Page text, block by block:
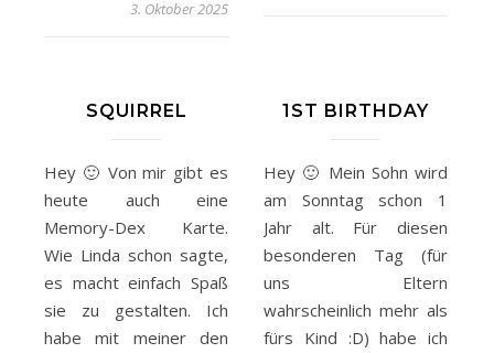
3. Oktober 2025
SQUIRREL
Hey 🙂 Von mir gibt es
heute auch eine
Memory-Dex Karte.
Wie Linda schon sagte,
es macht einfach Spaß
sie zu gestalten. Ich
habe mit meiner den
1ST BIRTHDAY
Hey 🙂 Mein Sohn wird
am Sonntag schon 1
Jahr alt. Für diesen
besonderen Tag (für
uns Eltern
wahrscheinlich mehr als
fürs Kind :D) habe ich